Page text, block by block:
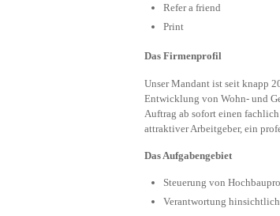
Refer a friend
Print
Das Firmenprofil
Unser Mandant ist seit knapp
Entwicklung von Wohn- und
Auftrag ab sofort einen
attraktiver Arbeitgeber, ein
Das Aufgabengebiet
Steuerung von
Verantwortung